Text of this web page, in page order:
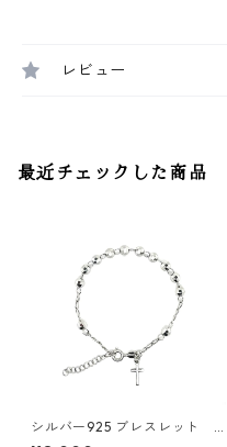
レビュー
最近チェックした商品
シルバー925 ブレスレット 1
9cm 5mm